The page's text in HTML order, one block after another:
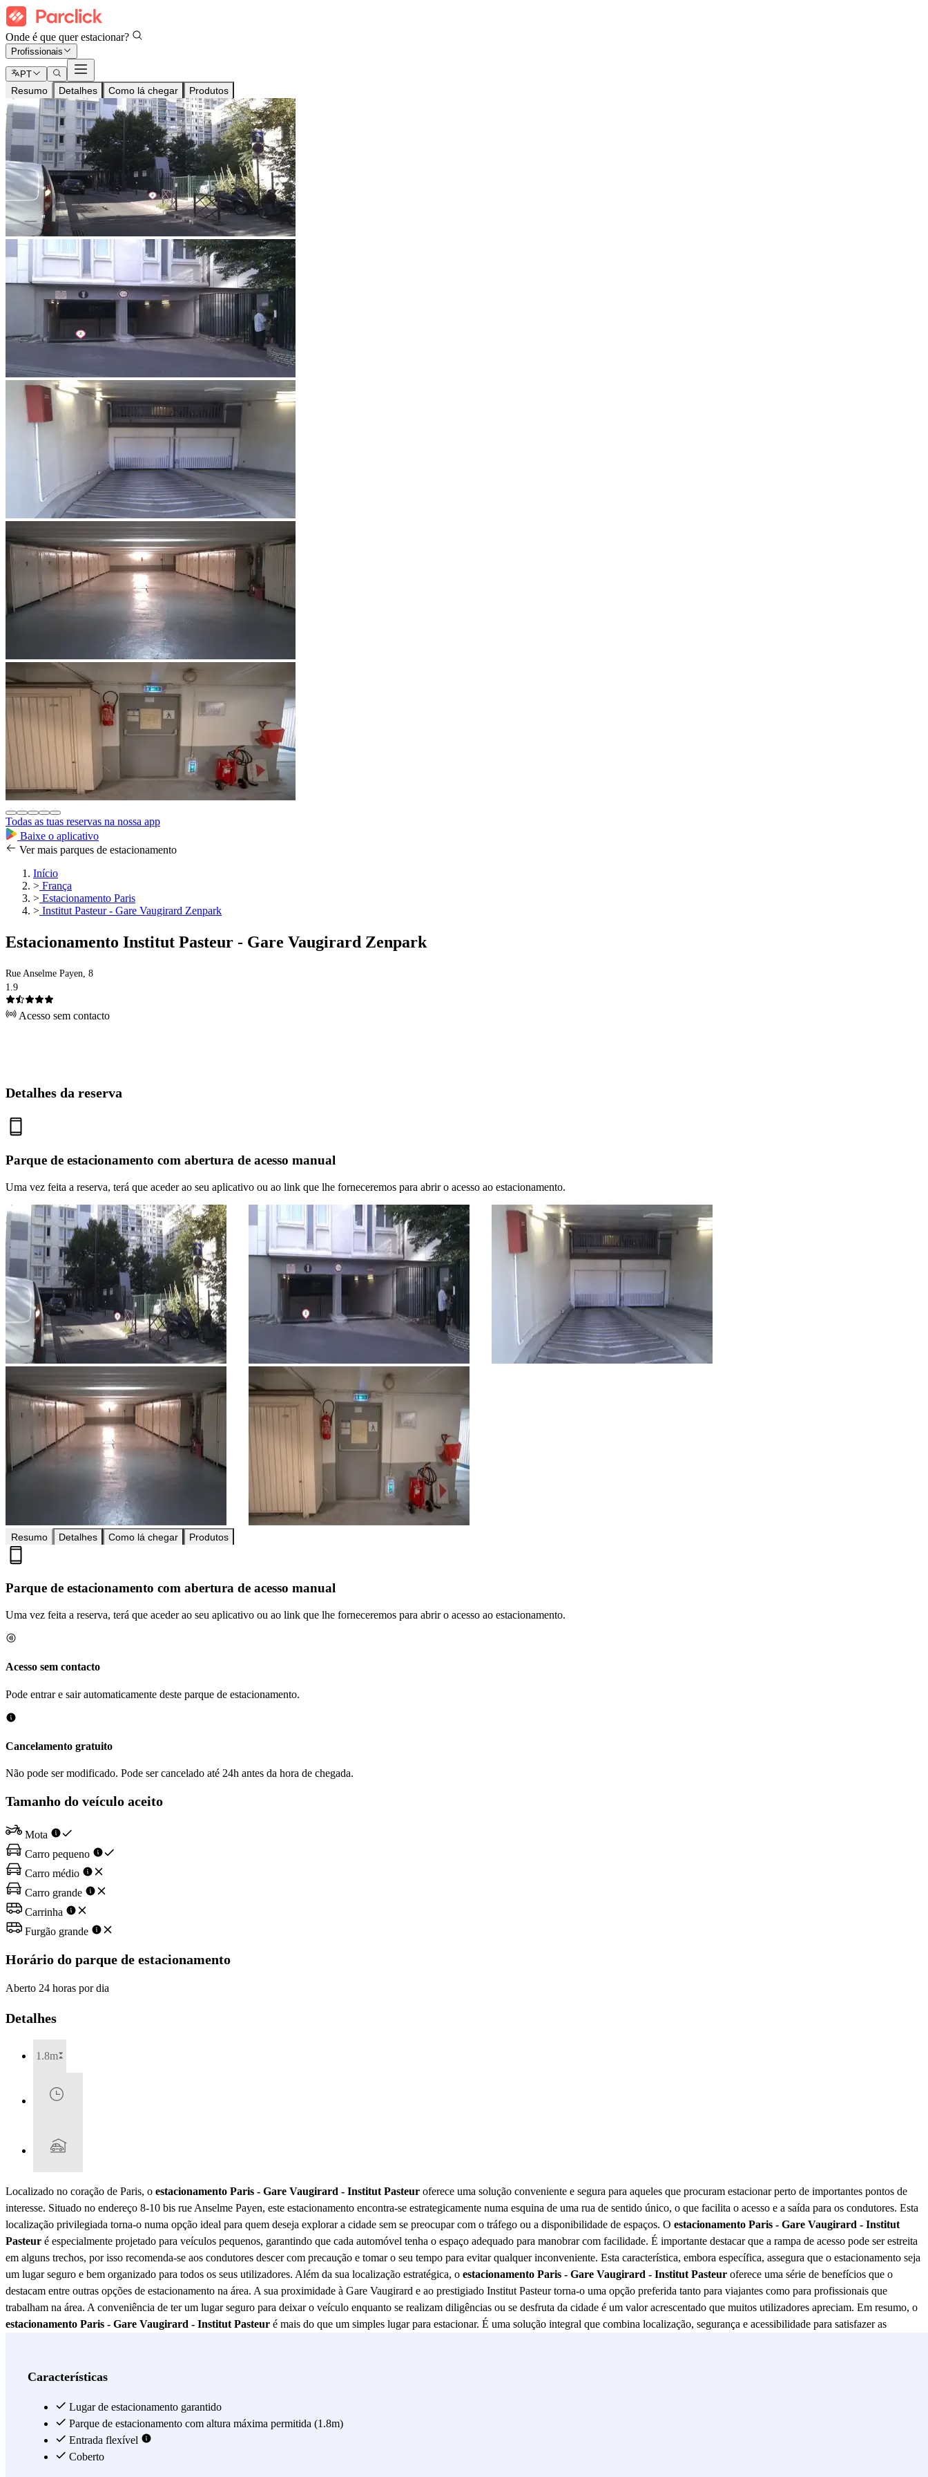
Onde é que quer estacionar?
Profissionais
PT
Resumo Detalhes Como lá chegar Produtos
Todas as tuas reservas na nossa app
Baixe o aplicativo
Ver mais parques de estacionamento
Início
> França
> Estacionamento Paris
> Institut Pasteur - Gare Vaugirard Zenpark
Estacionamento Institut Pasteur - Gare Vaugirard Zenpark
Rue Anselme Payen, 8
1.9
Acesso sem contacto
Detalhes da reserva
Parque de estacionamento com abertura de acesso manual
Uma vez feita a reserva, terá que aceder ao seu aplicativo ou ao link que lhe forneceremos para abrir o acesso ao estacionamento.
Resumo Detalhes Como lá chegar Produtos
Parque de estacionamento com abertura de acesso manual
Uma vez feita a reserva, terá que aceder ao seu aplicativo ou ao link que lhe forneceremos para abrir o acesso ao estacionamento.
Acesso sem contacto
Pode entrar e sair automaticamente deste parque de estacionamento.
Cancelamento gratuito
Não pode ser modificado. Pode ser cancelado até 24h antes da hora de chegada.
Tamanho do veículo aceito
Mota
Carro pequeno
Carro médio
Carro grande
Carrinha
Furgão grande
Horário do parque de estacionamento
Aberto 24 horas por dia
Detalhes
1.8m
Localizado no coração de Paris, o estacionamento Paris - Gare Vaugirard - Institut Pasteur oferece uma solução conveniente e segura para aqueles que procuram estacionar perto de importantes pontos de
interesse. Situado no endereço 8-10 bis rue Anselme Payen, este estacionamento encontra-se estrategicamente numa esquina de uma rua de sentido único, o que facilita o acesso e a saída para os condutores. Esta
localização privilegiada torna-o numa opção ideal para quem deseja explorar a cidade sem se preocupar com o tráfego ou a disponibilidade de espaços. O estacionamento Paris - Gare Vaugirard - Institut
Pasteur é especialmente projetado para veículos pequenos, garantindo que cada automóvel tenha o espaço adequado para manobrar com facilidade. É importante destacar que a rampa de acesso pode ser estreita
em alguns trechos, por isso recomenda-se aos condutores descer com precaução e tomar o seu tempo para evitar qualquer inconveniente. Esta característica, embora específica, assegura que o estacionamento seja
um lugar seguro e bem organizado para todos os seus utilizadores. Além da sua localização estratégica, o estacionamento Paris - Gare Vaugirard - Institut Pasteur oferece uma série de benefícios que o
destacam entre outras opções de estacionamento na área. A sua proximidade à Gare Vaugirard e ao prestigiado Institut Pasteur torna-o uma opção preferida tanto para viajantes como para profissionais que
trabalham na área. A conveniência de ter um lugar seguro para deixar o veículo enquanto se realizam diligências ou se desfruta da cidade é um valor acrescentado que muitos utilizadores apreciam. Em resumo, o
estacionamento Paris - Gare Vaugirard - Institut Pasteur é mais do que um simples lugar para estacionar. É uma solução integral que combina localização, segurança e acessibilidade para satisfazer as
Ver mais
Características
Lugar de estacionamento garantido
Parque de estacionamento com altura máxima permitida (1.8m)
Entrada flexível
Coberto